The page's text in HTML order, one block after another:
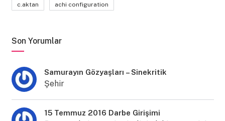
c.aktan achi configuration
Son Yorumlar
Samurayın Gözyaşları – Sinekritik
Şehir
15 Temmuz 2016 Darbe Girişimi